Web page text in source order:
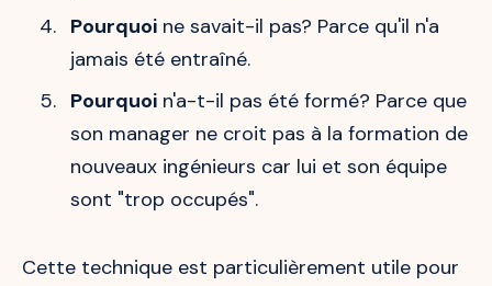
Pourquoi ne savait-il pas? Parce qu'il n'a
jamais été entraîné.
Pourquoi n'a-t-il pas été formé? Parce que
son manager ne croit pas à la formation de
nouveaux ingénieurs car lui et son équipe
sont "trop ​​occupés".
Cette technique est particulièrement utile pour